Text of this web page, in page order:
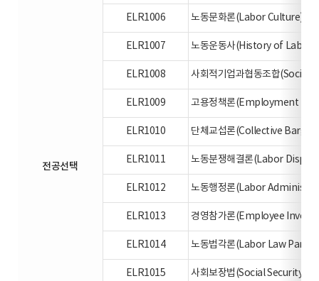
전공선택
ELR1006 노동문화론(Labor Culture)
ELR1007 노동운동사(History of Labor
ELR1008 사회적기업과협동조합(Social
ELR1009 고용정책론(Employment
ELR1010 단체교섭론(Collective
ELR1011 노동분쟁해결론(Labor
ELR1012 노동행정론(Labor
ELR1013 경영참가론(Employee
ELR1014 노동법각론(Labor Law Part)
ELR1015 사회보장법(Social Security